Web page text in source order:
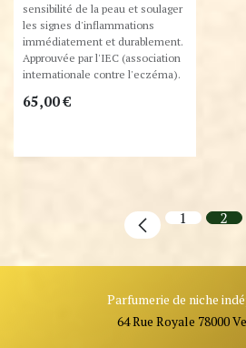
sensibilité de la peau et soulager
les signes d'inflammations
immédiatement et durablement.
Approuvée par l'IEC (association
internationale contre l'eczéma).
65,00€
1 2
Parfumerie de niche
64 Rue Royale 78000